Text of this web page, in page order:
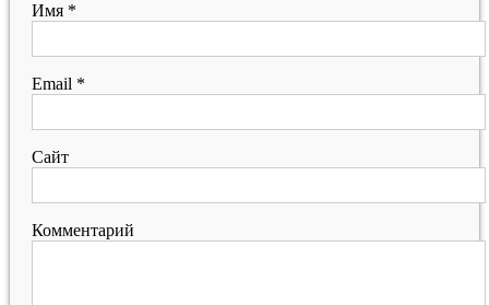
Имя *
Email *
Сайт
Комментарий